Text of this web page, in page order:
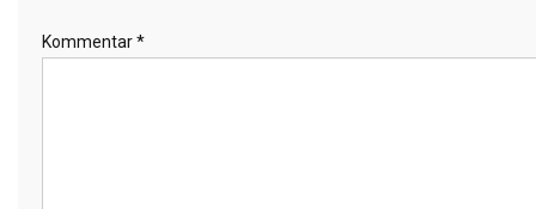
Kommentar*